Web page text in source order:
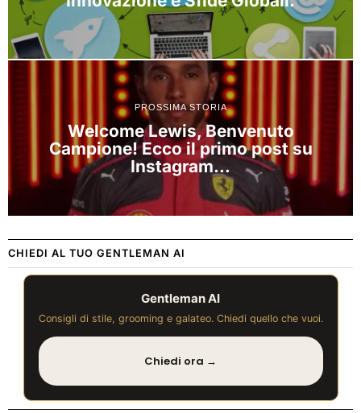
PROSSIMA STORIA
Welcome Lewis, Benvenuto
Campione! Ecco il primo post su
Instagram…
CHIEDI AL TUO GENTLEMAN AI
Gentleman AI
Consigli di stile, grooming e galateo. Chiedi quello che vuoi.
Chiedi ora →